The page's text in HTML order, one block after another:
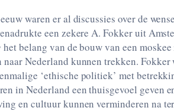
waren er al discussies over de
een zekere A. Fokker uit
het belang van de bouw van een
Nederland kunnen trekken. Fokker
‘ethische politiek’ met
in Nederland een thuisgevoel geven
en cultuur kunnen verminderen na